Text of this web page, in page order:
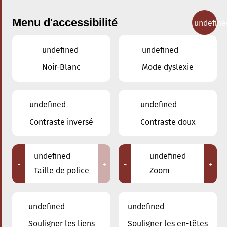
Concerts
Adresse
Menu d'accessibilité
undefined
Noir-Blanc
undefined
Mode dyslexie
undefined
Contraste inversé
undefined
Contraste doux
-
undefined
Taille de police
+ -
undefined
Zoom
+
undefined
Souligner les liens
undefined
Souligner les en-têtes